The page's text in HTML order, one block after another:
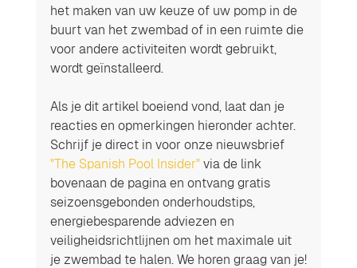
het maken van uw keuze of uw pomp in de
buurt van het zwembad of in een ruimte die
voor andere activiteiten wordt gebruikt,
wordt geïnstalleerd.
Als je dit artikel boeiend vond, laat dan je
reacties en opmerkingen hieronder achter.
Schrijf je direct in voor onze nieuwsbrief
"The Spanish Pool Insider" via de link
bovenaan de pagina en ontvang gratis
seizoensgebonden onderhoudstips,
energiebesparende adviezen en
veiligheidsrichtlijnen om het maximale uit
je zwembad te halen. We horen graag van je!